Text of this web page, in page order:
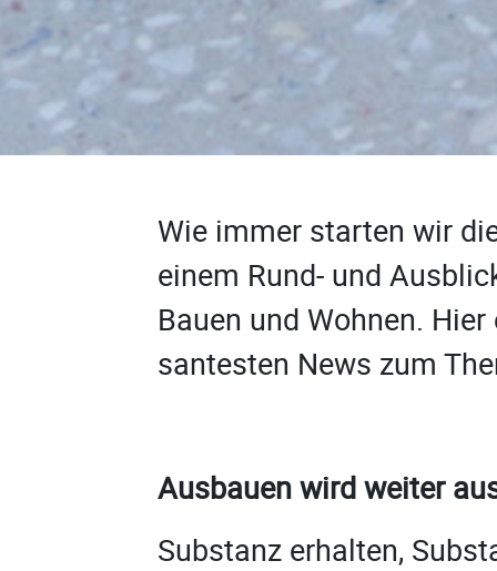
Wie immer starten wir
einem Rund- und
Bauen und Wohnen.
santesten News zum
Ausbauen wird weiter
Substanz erhalten,